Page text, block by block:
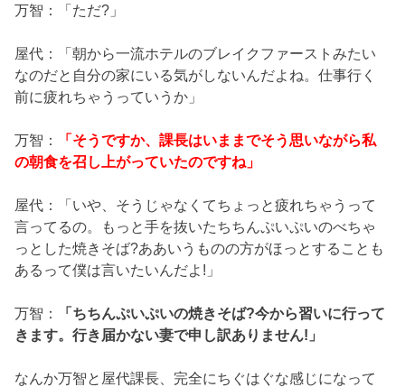
万智：「ただ?」
屋代：「朝から一流ホテルのブレイクファーストみたい
なのだと自分の家にいる気がしないんだよね。仕事行く
前に疲れちゃうっていうか」
万智：
「そうですか、課長はいままでそう思いながら私
の朝食を召し上がっていたのですね」
屋代：「いや、そうじゃなくてちょっと疲れちゃうって
言ってるの。もっと手を抜いたちちんぷいぷいのべちゃ
っとした焼きそば?ああいうものの方がほっとすることも
あるって僕は言いたいんだよ!」
万智：
「ちちんぷいぷいの焼きそば?今から習いに行って
きます。行き届かない妻で申し訳ありません!」
なんか万智と屋代課長、完全にちぐはぐな感じになって